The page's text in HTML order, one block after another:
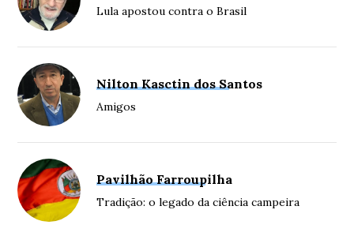
Lula apostou contra o Brasil
Nilton Kasctin dos Santos
Amigos
Pavilhão Farroupilha
Tradição: o legado da ciência campeira